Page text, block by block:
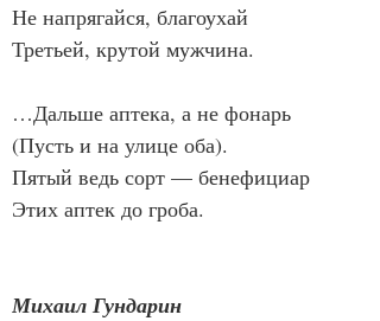
Не напрягайся, благоухай
Третьей, крутой мужчина.
…Дальше аптека, а не фонарь
(Пусть и на улице оба).
Пятый ведь сорт — бенефициар
Этих аптек до гроба.
Михаил Гундарин